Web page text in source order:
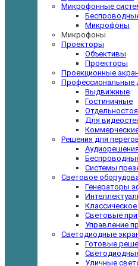
Микрофонные
Микрофоны
Микрофоны
Проекторы
Объективы
Проекторы
Проекционные
Профессиональные
Выдвижные
Гостиничные
Для
Решения для
Аудиорешения
Системы
Световое
Генераторы
Световые
Управление
Светодиодные
Готовые
Уличные